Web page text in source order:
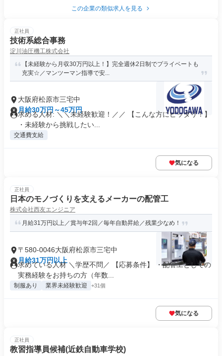
この企業の類似求人を見る
正社員
技術系総合事務
淀川油圧機工株式会社
【未経験から月収30万円以上！】完全週休2日制でプライベートも
充実☆／マンツーマン指導で安...
大阪府松原市三宅中
月給30万円～45万円
求める人材: ＼＼未経験歓迎！／／ 【こんな方にピッタリ！】
・未経験から挑戦したい...
交通費支給
気になる
正社員
日本のモノづくりを支えるメーカーの配管工
株式会社西友エンジニア
月給31万円以上／賞与年2回／毎年自動昇給／残業少なめ！
〒580-0046大阪府松原市三宅中
月給31万円以上
求めている人材 ＼学歴不問／ 【応募条件】 ・配管工としての
実務経験をお持ちの方（年数...
制服あり 業界未経験歓迎 +31個
気になる
正社員
教習指導員候補(近鉄自動車学校)